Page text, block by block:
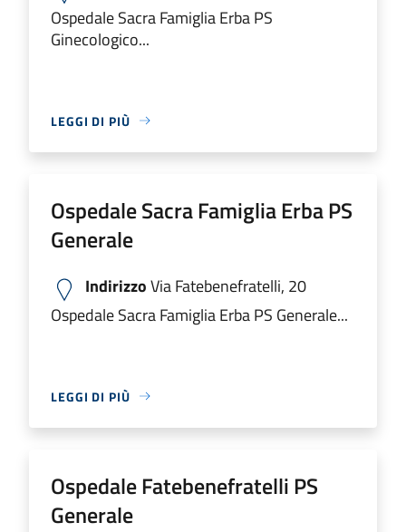
Ospedale Sacra Famiglia Erba PS
Ginecologico...
LEGGI DI PIÙ
Ospedale Sacra Famiglia Erba PS
Generale
IndirizzoVia Fatebenefratelli, 20
Ospedale Sacra Famiglia Erba PS Generale...
LEGGI DI PIÙ
Ospedale Fatebenefratelli PS
Generale